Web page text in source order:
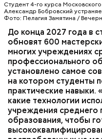
Студент 4-го курса
Александр Бобровский
Фото: Пелагия Замятина /
До конца 2027 года в
обновят 600
многих учреждениях
профессионального
установлено самое
на котором студенты
практические навыки.
какие технологии
учреждения среднего
образования, чтобы
— С учетом их
образовательные
занимает не менее 70
времени, — рассказала
качество обучения, мы
тысячи мастерских и
сообщила, что к 2031
обновить
том числе — построить
обучаться более 60
ОБРАЗОВАНИЕ
Мария добавила, что
киношники работают
подошло бы ей по
Возведение в Москве